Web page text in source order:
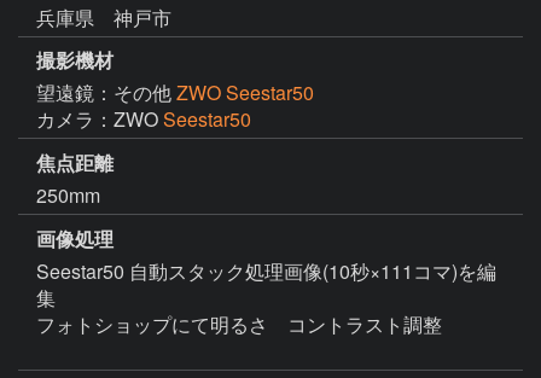
兵庫県 神戸市
撮影機材
望遠鏡：その他ZWO Seestar50
カメラ：ZWOSeestar50
焦点距離
250mm
画像処理
Seestar50 自動スタック処理画像(10秒×111コマ)を編
集
フォトショップにて明るさ　コントラスト調整